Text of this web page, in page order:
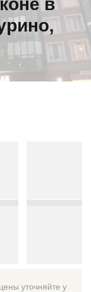
уточняйте у